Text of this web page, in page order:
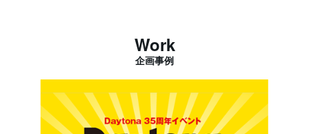
Work
企画事例